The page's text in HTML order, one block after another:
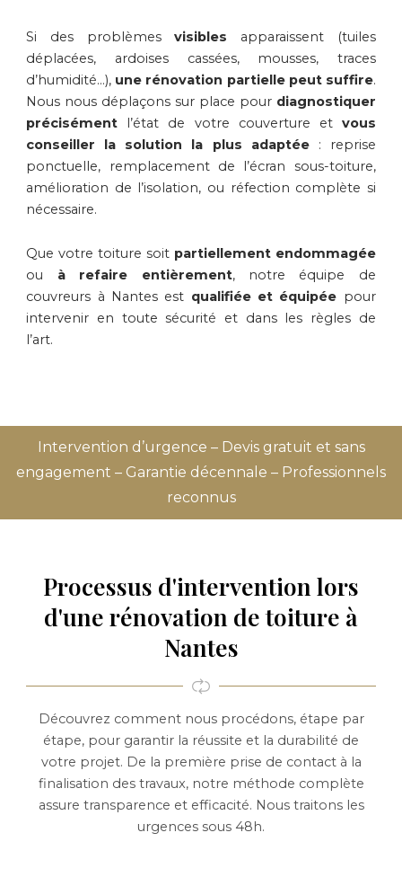
Si des problèmesvisibles apparaissent (tuiles
déplacées, ardoises cassées, mousses, traces
d’humidité…), une rénovation partielle peut suffire.
Nous nous déplaçons sur place pour diagnostiquer
précisément l’état de votre couverture et vous
conseiller la solution la plus adaptée: reprise
ponctuelle, remplacement de l’écran sous-toiture,
amélioration de l’isolation, ou réfection complète si
nécessaire.
Que votre toiture soit partiellement endommagée
ou à refaire entièrement, notre équipe de
couvreurs à Nantes est qualifiée et équipée pour
intervenir en toute sécurité et dans les règles de
l’art.
Intervention d’urgence – Devis gratuit et sans
engagement – Garantie décennale – Professionnels
reconnus
Processus d'intervention lors
d'une rénovation de toiture à
Nantes
Découvrez comment nous procédons, étape par
étape, pour garantir la réussite et la durabilité de
votre projet. De la première prise de contact à la
finalisation des travaux, notre méthode complète
assure transparence et efficacité. Nous traitons les
urgences sous 48h.